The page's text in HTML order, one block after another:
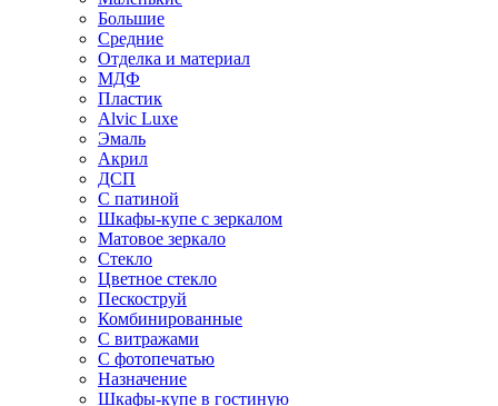
Большие
Средние
Отделка и материал
МДФ
Пластик
Alvic Luxe
Эмаль
Акрил
ДСП
С патиной
Шкафы-купе с зеркалом
Матовое зеркало
Стекло
Цветное стекло
Пескоструй
Комбинированные
С витражами
С фотопечатью
Назначение
Шкафы-купе в гостиную